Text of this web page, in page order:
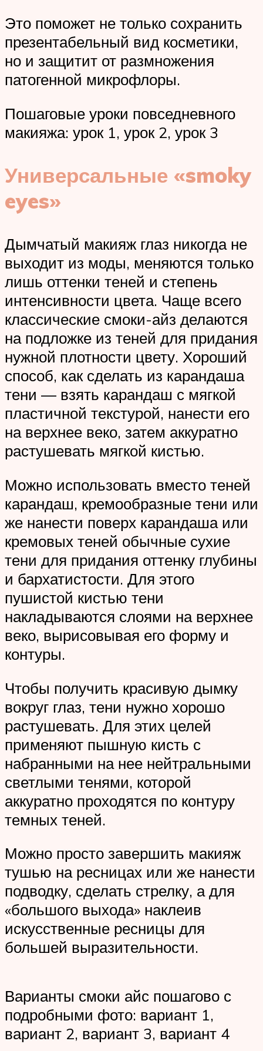
Это поможет не только сохранить
презентабельный вид косметики,
но и защитит от размножения
патогенной микрофлоры.
Пошаговые уроки повседневного
макияжа: урок 1, урок 2, урок 3
Универсальные «smoky
eyes»
Дымчатый макияж глаз никогда не
выходит из моды, меняются только
лишь оттенки теней и степень
интенсивности цвета. Чаще всего
классические смоки-айз делаются
на подложке из теней для придания
нужной плотности цвету. Хороший
способ, как сделать из карандаша
тени — взять карандаш с мягкой
пластичной текстурой, нанести его
на верхнее веко, затем аккуратно
растушевать мягкой кистью.
Можно использовать вместо теней
карандаш, кремообразные тени или
же нанести поверх карандаша или
кремовых теней обычные сухие
тени для придания оттенку глубины
и бархатистости. Для этого
пушистой кистью тени
накладываются слоями на верхнее
веко, вырисовывая его форму и
контуры.
Чтобы получить красивую дымку
вокруг глаз, тени нужно хорошо
растушевать. Для этих целей
применяют пышную кисть с
набранными на нее нейтральными
светлыми тенями, которой
аккуратно проходятся по контуру
темных теней.
Можно просто завершить макияж
тушью на ресницах или же нанести
подводку, сделать стрелку, а для
«большого выхода» наклеив
искусственные ресницы для
большей выразительности.
Варианты смоки айс пошагово с
подробными фото: вариант 1,
вариант 2, вариант 3, вариант 4